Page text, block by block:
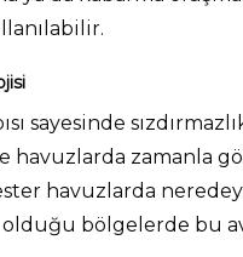
sayesinde
havuzlarda zamanla
havuzlarda
bölgelerde bu